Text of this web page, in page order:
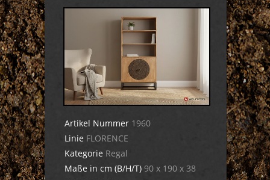
Artikel Nummer 1960
Linie FLORENCE
Kategorie Regal
Maße in cm (B/H/T) 90 x 190 x 38